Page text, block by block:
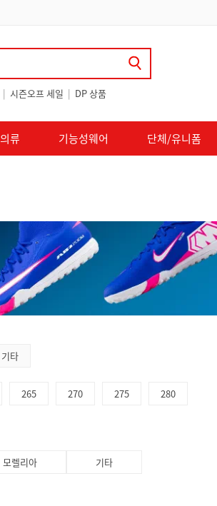
| 시즌오프 세일 | DP 상품
의류 기능성웨어 단체/유니폼
기타
265 270 275 280
모렐리아 기타